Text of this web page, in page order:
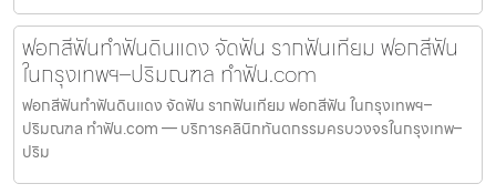
ฟอกสีฟันทำฟันดินแดง จัดฟัน รากฟันเทียม ฟอกสีฟัน
ในกรุงเทพฯ–ปริมณฑล ทำฟัน.com
ฟอกสีฟันทำฟันดินแดง จัดฟัน รากฟันเทียม ฟอกสีฟัน ในกรุงเทพฯ–
ปริมณฑล ทำฟัน.com — บริการคลินิกทันตกรรมครบวงจรในกรุงเทพ–
ปริม